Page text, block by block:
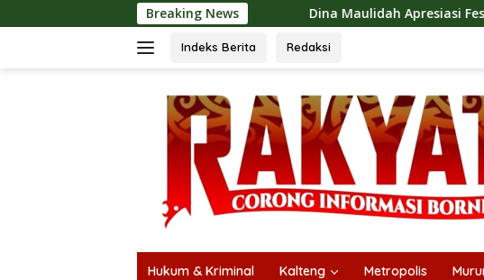
ke
Breaking News
Dina Maulidah Apresiasi Festival Jajanan Tempo
Indeks Berita Redaksi
Hukum & Kriminal Kalteng Metropolis